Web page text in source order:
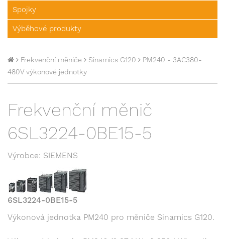
Spojky
Výběhové produkty
Frekvenční měniče Sinamics G120
PM240 - 3AC380-
480V výkonové jednotky
Frekvenční měnič
6SL3224-0BE15-5
Výrobce: SIEMENS
6SL3224-0BE15-5
Výkonová jednotka PM240 pro měniče Sinamics G120.